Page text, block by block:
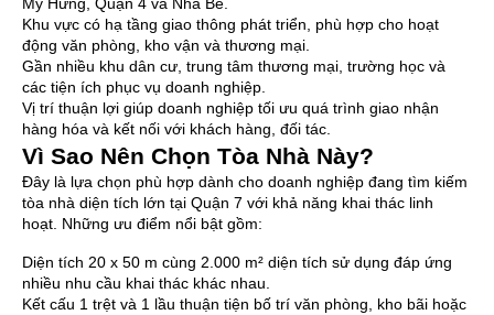
Mỹ Hưng, Quận 4 và Nhà Bè.
Khu vực có hạ tầng giao thông phát triển, phù hợp cho hoạt
động văn phòng, kho vận và thương mại.
Gần nhiều khu dân cư, trung tâm thương mại, trường học và
các tiện ích phục vụ doanh nghiệp.
Vị trí thuận lợi giúp doanh nghiệp tối ưu quá trình giao nhận
hàng hóa và kết nối với khách hàng, đối tác.
Vì Sao Nên Chọn Tòa Nhà Này?
Đây là lựa chọn phù hợp dành cho doanh nghiệp đang tìm kiếm
tòa nhà diện tích lớn tại Quận 7 với khả năng khai thác linh
hoạt. Những ưu điểm nổi bật gồm:
Diện tích 20 x 50 m cùng 2.000 m² diện tích sử dụng đáp ứng
nhiều nhu cầu khai thác khác nhau.
Kết cấu 1 trệt và 1 lầu thuận tiện bố trí văn phòng, kho bãi hoặc